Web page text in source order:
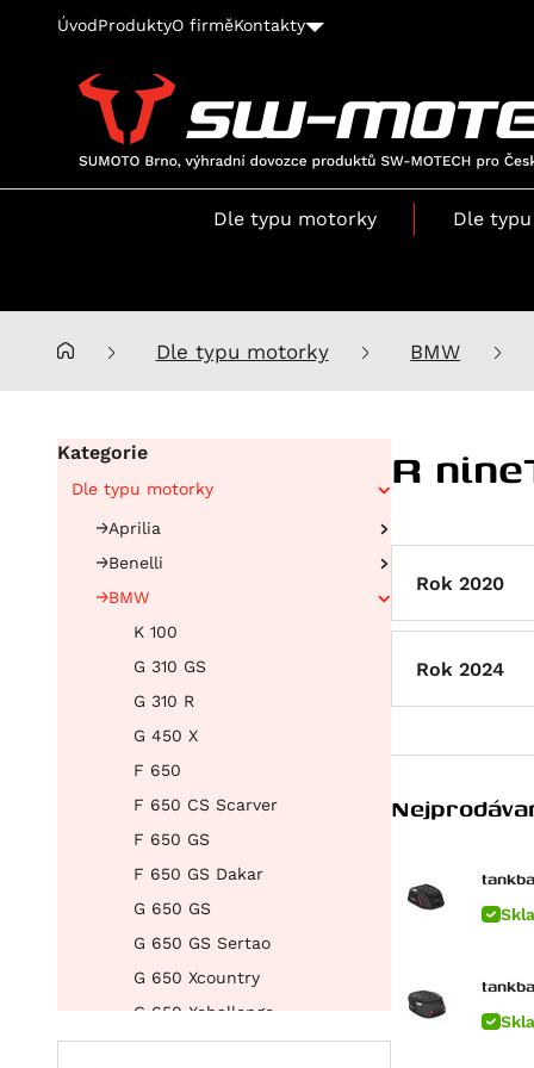
ÚvodProduktyO firměKontakty
SUMOTO
Brno,
výhradní
Česko
Dle typu motorky Dle
Dle typu motorky BMW
Kategorie
Dle typu motorky
Aprilia
Atlantic 125
RS 125
Scarabeo 125
SX 125
Tuono 125
Atlantic 200
Scarabeo 200
Atlantic 250
RXV 450
SXV 450/550
RS 457
Tuono 457
RXV 550
SXV 550
Pegaso 650
Benelli
Leoncino 500
Leoncino 500 Trail
TRK 502 X
752S
Leoncino 800
Leoncino 800 Trail
BMW
K 100
G 310 GS
G 310 R
G 450 X
F 650
F 650 CS Scarver
F 650 GS
F 650 GS Dakar
G 650 GS
G 650 GS Sertao
G 650 Xcountry
G 650 Xchallenge
G 650 Xmoto
R
Rok 2020
Rok 2024